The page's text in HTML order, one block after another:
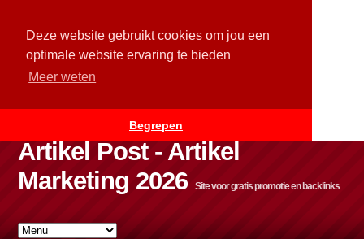
Deze website gebruikt cookies om jou een
optimale website ervaring te bieden
Meer weten
Begrepen
Artikel Post - Artikel
Marketing 2026
Site voor gratis promotie en backlinks